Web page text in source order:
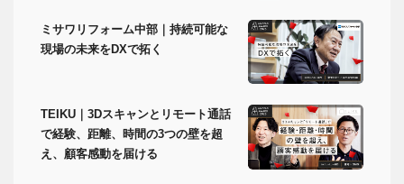
ミサワリフォーム中部｜持続可能な
現場の未来をDXで拓く
TEIKU｜3Dスキャンとリモート通話
で経験、距離、時間の3つの壁を超
え、顧客感動を届ける